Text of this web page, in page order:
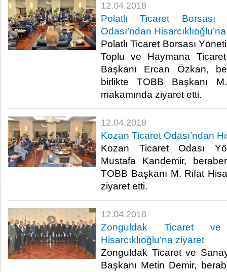
12.04.2018
Polatlı Ticaret
Odası’ndan
Polatlı Ticaret Borsası
Toplu ve Haymana
Başkanı Ercan Özkan,
birlikte TOBB Başkanı M.
makamında ziyaret etti.​
12.04.2018
Kozan Ticaret Odası’ndan
Kozan Ticaret Odası
Mustafa Kandemir,
TOBB Başkanı M. Rifat
ziyaret etti.​
12.04.2018
Zonguldak Ticaret ve
Hisarcıklıoğlu’na ziyaret
Zonguldak Ticaret ve
Başkanı Metin Demir,